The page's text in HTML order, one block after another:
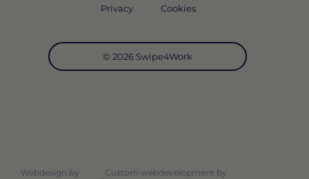
© 2026 Swipe4Work
Privacy Cookies
Webdesign by
Custom webdevelopment by